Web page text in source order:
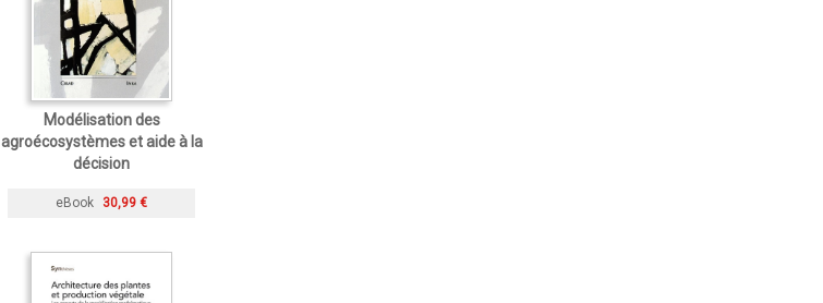
Modélisation des
agroécosystèmes et aide à la
décision
eBook 30,99 €